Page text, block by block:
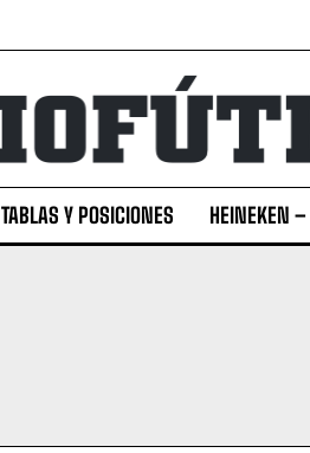
TABLAS Y POSICIONES HEINEKEN